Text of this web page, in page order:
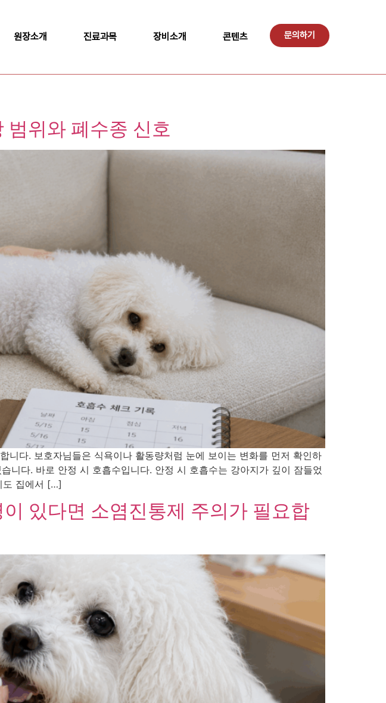
원장소개 진료과목 장비소개 콘텐츠 문의하기
범위와 폐수종 신호
다. 보호자님들은 식욕이나 활동량처럼 눈에 보이는 변화를 먼저 확인하
니다. 바로 안정 시 호흡수입니다. 안정 시 호흡수는 강아지가 깊이 잠들었
도 집에서 […]
있다면 소염진통제 주의가 필요합